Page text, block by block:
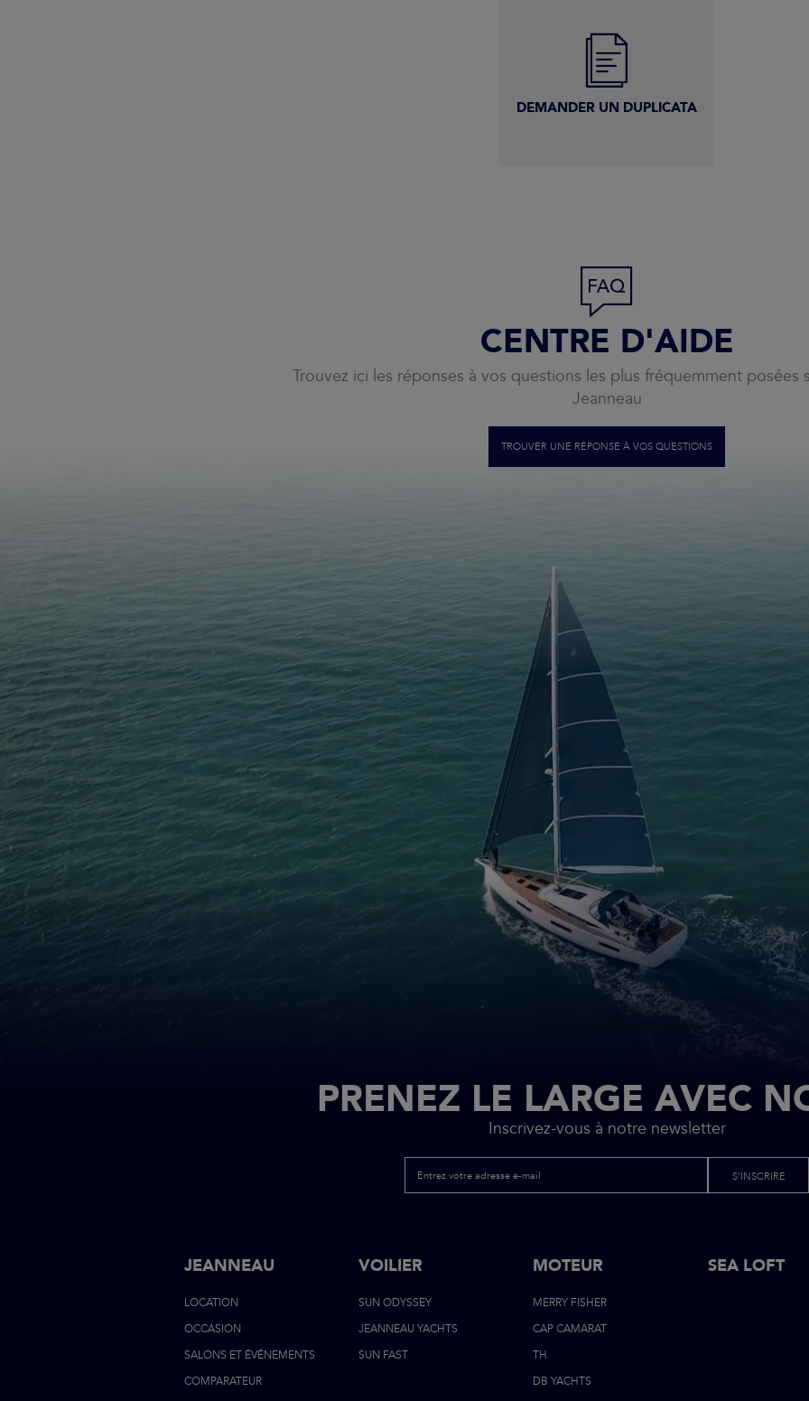
DEMANDER UN DUPLICATA
CENTRE D'AIDE
Trouvez ici les réponses à vos questions les plus fréquemment posées
Jeanneau
TROUVER UNE RÉPONSE À VOS QUESTIONS
PRENEZ LE LARGE AVEC
Inscrivez-vous à notre newsletter
S'INSCRIRE
PIED
JEANNEAU
LOCATION
OCCASION
SALONS ET ÉVÉNEMENTS
COMPARATEUR
VOILIER
SUN ODYSSEY
JEANNEAU YACHTS
SUN FAST
MOTEUR
MERRY FISHER
CAP CAMARAT
TH
DB YACHTS
SEA LOFT